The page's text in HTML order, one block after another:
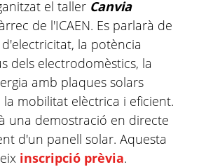
el taller Canvia
de l'ICAEN. Es parlarà de
la potència
dels electrodomèstics, la
amb plaques solars
mobilitat elèctrica i eficient.
una demostració en directe
d'un panell solar. Aquesta
inscripció prèvia.